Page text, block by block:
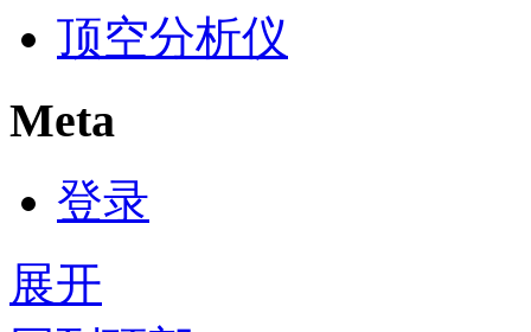
顶空分析仪
Meta
登录
展开